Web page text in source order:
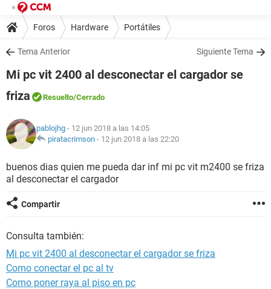
Foros Hardware Portátiles
Tema Anterior Siguiente Tema
Mi pc vit 2400 al desconectar el cargador se
friza
Resuelto/Cerrado
pablojhg - 12 jun 2018 a las 14:05
piratacrimson - 12 jun 2018 a las 22:20
buenos dias quien me pueda dar inf mi pc vit m2400 se friza
al desconectar el cargador
Compartir
Consulta también:
Mi pc vit 2400 al desconectar el cargador se friza
Como conectar el pc al tv
Como poner raya al piso en pc